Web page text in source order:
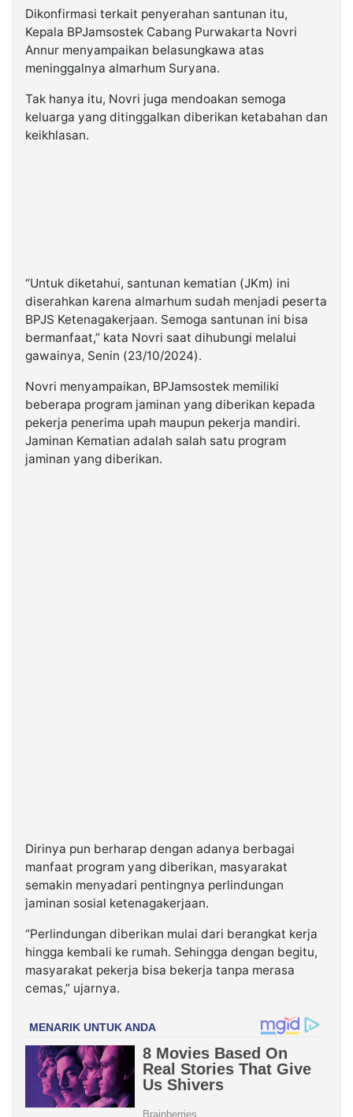
Dikonfirmasi terkait penyerahan santunan itu,
Kepala BPJamsostek Cabang Purwakarta Novri
Annur menyampaikan belasungkawa atas
meninggalnya almarhum Suryana.
Tak hanya itu, Novri juga mendoakan semoga
keluarga yang ditinggalkan diberikan ketabahan dan
keikhlasan.
“Untuk diketahui, santunan kematian (JKm) ini
diserahkan karena almarhum sudah menjadi peserta
BPJS Ketenagakerjaan. Semoga santunan ini bisa
bermanfaat,” kata Novri saat dihubungi melalui
gawainya, Senin (23/10/2024).
Novri menyampaikan, BPJamsostek memiliki
beberapa program jaminan yang diberikan kepada
pekerja penerima upah maupun pekerja mandiri.
Jaminan Kematian adalah salah satu program
jaminan yang diberikan.
Dirinya pun berharap dengan adanya berbagai
manfaat program yang diberikan, masyarakat
semakin menyadari pentingnya perlindungan
jaminan sosial ketenagakerjaan.
“Perlindungan diberikan mulai dari berangkat kerja
hingga kembali ke rumah. Sehingga dengan begitu,
masyarakat pekerja bisa bekerja tanpa merasa
cemas,” ujarnya.